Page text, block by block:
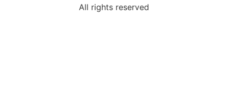
All rights reserved